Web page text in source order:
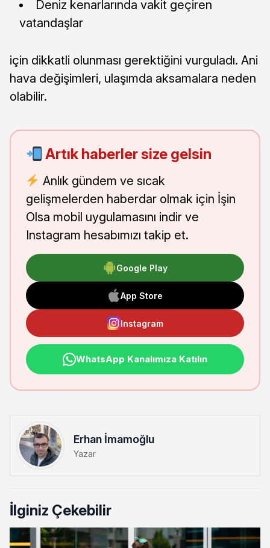
Deniz kenarlarında vakit geçiren
vatandaşlar
için dikkatli olunması gerektiğini vurguladı. Ani
hava değişimleri, ulaşımda aksamalara neden
olabilir.
Artık haberler size gelsin
Anlık gündem ve sıcak
gelişmelerden haberdar olmak için İşin
Olsa mobil uygulamasını indir ve
Instagram hesabımızı takip et.
Google Play
App Store
Instagram
WhatsApp Kanalımıza Katılın
Erhan İmamoğlu
Yazar
İlginiz Çekebilir